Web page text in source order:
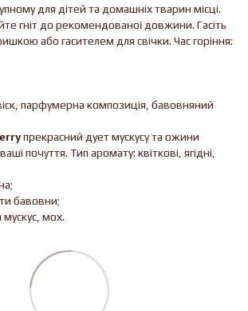
для дітей та домашніх тварин місці.
гніт до рекомендованої довжини. Гасіть
або гасителем для свічки. Час горіння:
парфумерна композиція, бавовняний
прекрасний дует мускусу та ожини
почуття. Тип аромату: квіткові, ягідні,
бавовни;
мускус, мох.